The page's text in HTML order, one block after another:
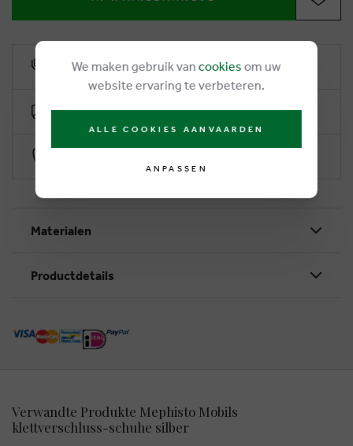
6% Treuerabatt
Kostenlose Lieferung ab €50
Materialen
Productdetails
Verwandte Produkte Mephisto Mobils
klettverschluss-schuhe silber
We maken gebruik van cookies om uw
website ervaring te verbeteren.
ALLE COOKIES AANVAARDEN
ANPASSEN